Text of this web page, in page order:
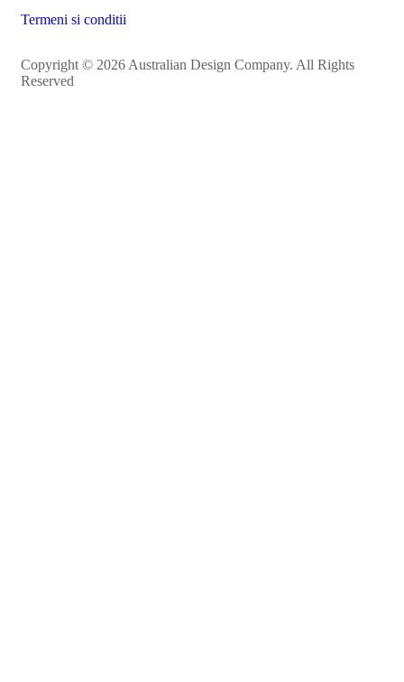
Termeni si conditii
Copyright © 2026 Australian Design Company. All Rights
Reserved